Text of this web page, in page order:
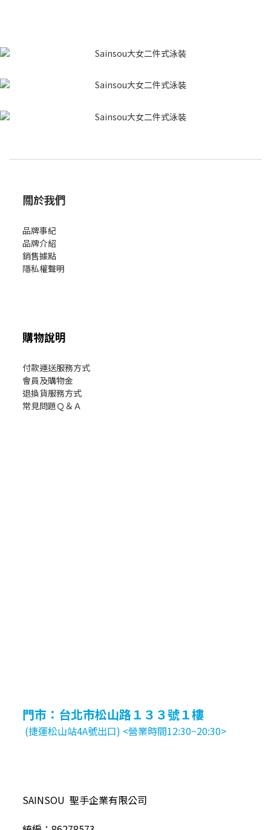
關於我們
品牌事紀
品牌介紹
銷售據點
隱私權聲明
購物說明
付款運送服務方式
會員及購物金
退換貨服務方式
常見問題Ｑ＆Ａ
門市：台北市松山路１３３號１樓
(捷運松山站4A號出口) <營業時間12:30~20:30>
SAINSOU 聖手企業有限公司